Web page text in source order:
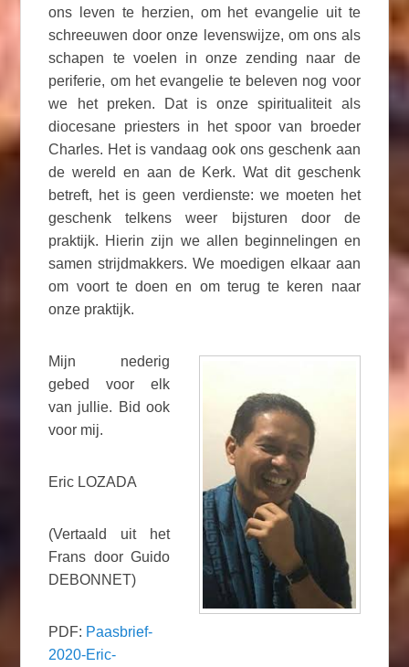
ons leven te herzien, om het evangelie uit te
schreeuwen door onze levenswijze, om ons als
schapen te voelen in onze zending naar de
periferie, om het evangelie te beleven nog voor
we het preken. Dat is onze spiritualiteit als
diocesane priesters in het spoor van broeder
Charles. Het is vandaag ook ons geschenk aan
de wereld en aan de Kerk. Wat dit geschenk
betreft, het is geen verdienste: we moeten het
geschenk telkens weer bijsturen door de
praktijk. Hierin zijn we allen beginnelingen en
samen strijdmakkers. We moedigen elkaar aan
om voort te doen en om terug te keren naar
onze praktijk.
Mijn nederig
gebed voor elk
van jullie. Bid ook
voor mij.
Eric LOZADA
(Vertaald uit het
Frans door Guido
DEBONNET)
PDF: Paasbrief-
2020-Eric-